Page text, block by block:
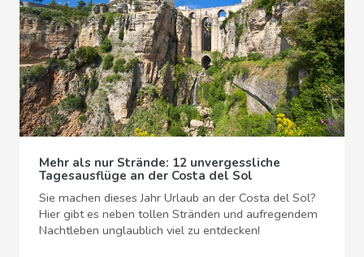
Mehr als nur Strände: 12 unvergessliche
Tagesausflüge an der Costa del Sol
Sie machen dieses Jahr Urlaub an der Costa del Sol?
Hier gibt es neben tollen Stränden und aufregendem
Nachtleben unglaublich viel zu entdecken!